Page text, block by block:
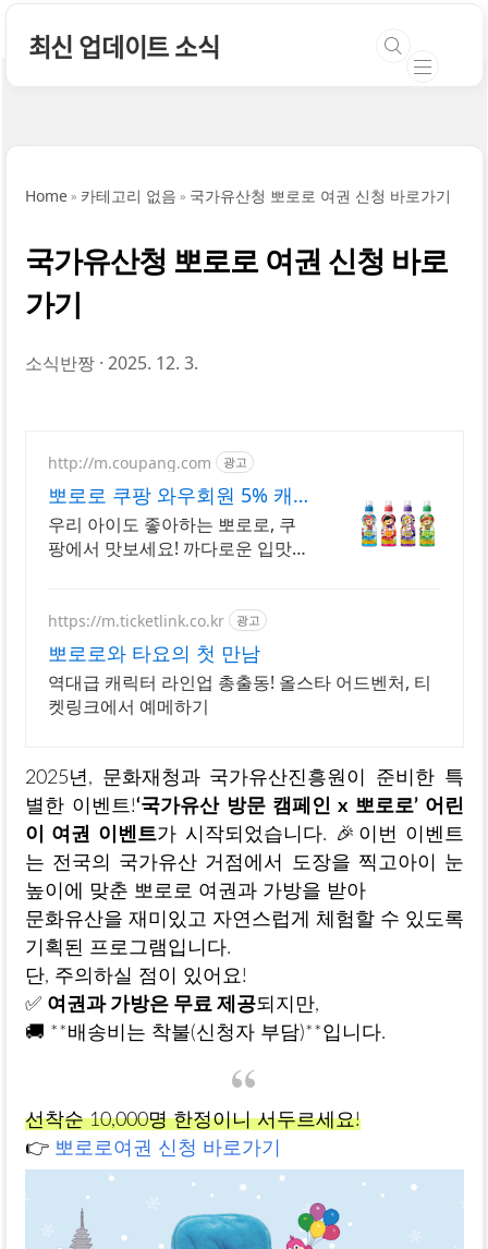
최신 업데이트 소식
Home 카테고리 없음 국가유산청 뽀로로 여권 신청 바로가기
국가유산청 뽀로로 여권 신청 바로
가기
소식반짱 2025. 12. 3.
http://m.coupang.com 광고
뽀로로 쿠팡 와우회원 5% 캐
시적립
우리 아이도 좋아하는 뽀로로, 쿠
팡에서 맛보세요! 까다로운 입맛도
https://m.ticketlink.co.kr 광고
뽀로로와 타요의 첫 만남
역대급 캐릭터 라인업 총출동! 올스타 어드벤처, 티
켓링크에서 예메하기
2025년, 문화재청과 국가유산진흥원이 준비한 특
별한 이벤트!‘국가유산 방문 캠페인 x 뽀로로’ 어린
이 여권 이벤트가 시작되었습니다. 🎉이번 이벤트
는 전국의 국가유산 거점에서 도장을 찍고아이 눈
높이에 맞춘 뽀로로 여권과 가방을 받아
문화유산을 재미있고 자연스럽게 체험할 수 있도록
기획된 프로그램입니다.
단, 주의하실 점이 있어요!
✅ 여권과 가방은 무료 제공되지만,
🚚 **배송비는 착불(신청자 부담)**입니다.
선착순 10,000명 한정이니 서두르세요!
👉 뽀로로여권 신청 바로가기